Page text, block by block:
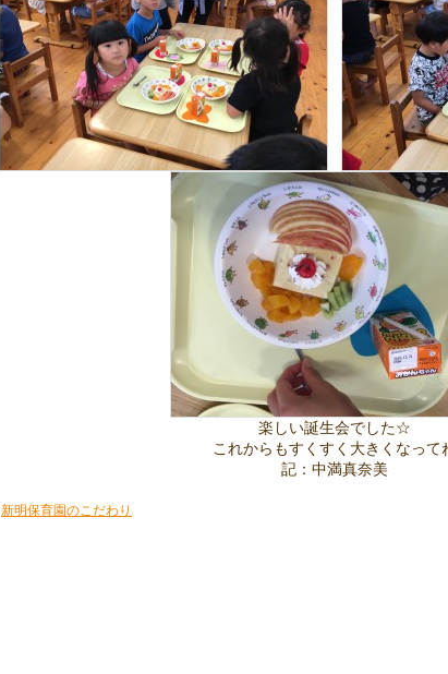
楽しい誕生会でした☆
これからもすくすく大きくなって
記：中満真奈美
新明保育園のこだわり